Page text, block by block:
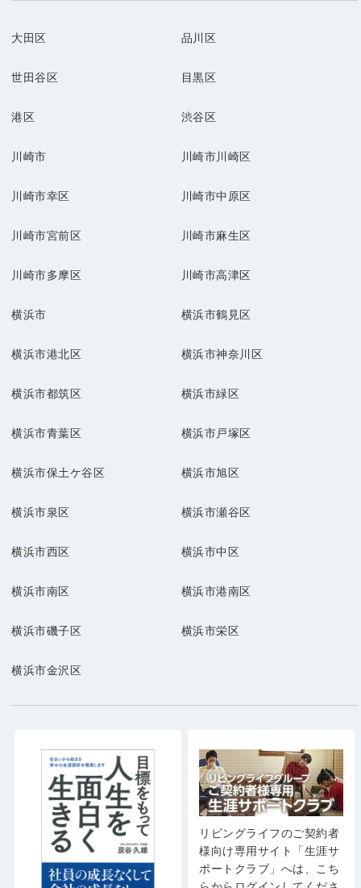
大田区 品川区
世田谷区 目黒区
港区 渋谷区
川崎市 川崎市川崎区
川崎市幸区 川崎市中原区
川崎市宮前区 川崎市麻生区
川崎市多摩区 川崎市高津区
横浜市 横浜市鶴見区
横浜市港北区 横浜市神奈川区
横浜市都筑区 横浜市緑区
横浜市青葉区 横浜市戸塚区
横浜市保土ケ谷区 横浜市旭区
横浜市泉区 横浜市瀬谷区
横浜市西区 横浜市中区
横浜市南区 横浜市港南区
横浜市磯子区 横浜市栄区
横浜市金沢区
リビングライフのご契約者
様向け専用サイト「生涯サ
ポートクラブ」へは、こち